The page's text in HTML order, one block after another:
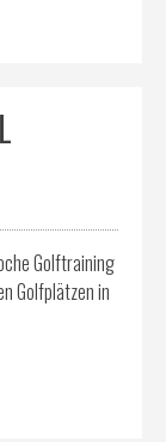
Golftraining
Golfplätzen in